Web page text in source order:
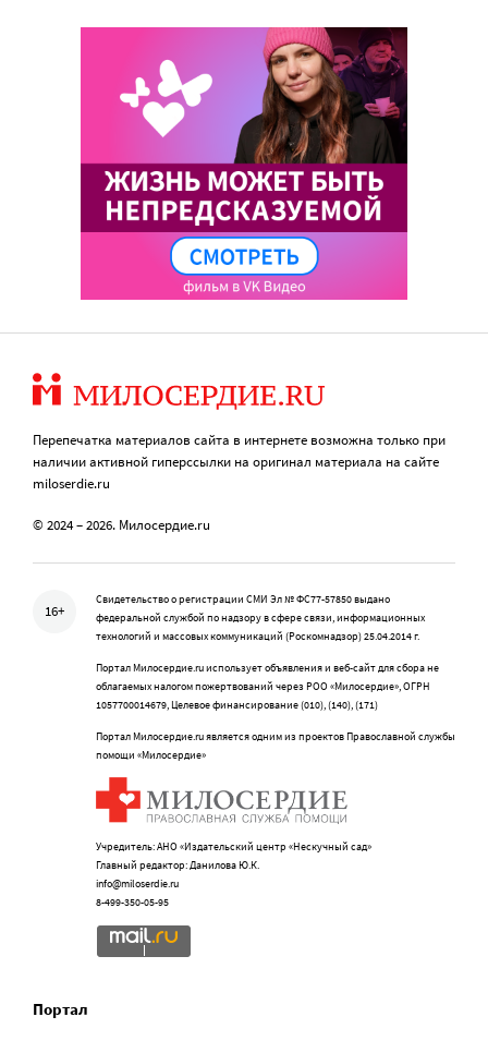
Перепечатка материалов сайта в интернете возможна только при
наличии активной гиперссылки на оригинал материала на сайте
miloserdie.ru
© 2024 – 2026. Милосердие.ru
16+
Свидетельство о регистрации СМИ Эл № ФС77-57850 выдано
федеральной службой по надзору в сфере связи, информационных
технологий и массовых коммуникаций (Роскомнадзор) 25.04.2014 г.
Портал Милосердие.ru использует объявления и веб-сайт для сбора не
облагаемых налогом пожертвований через РОО «Милосердие», ОГРН
1057700014679, Целевое финансирование (010), (140), (171)
Портал Милосердие.ru является одним из проектов Православной службы
помощи «Милосердие»
Учредитель: АНО «Издательский центр «Нескучный сад»
Главный редактор: Данилова Ю.К.
info@miloserdie.ru
8-499-350-05-95
Портал